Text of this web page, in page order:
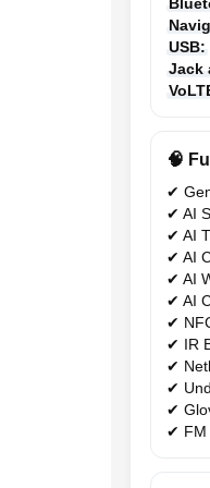
USB:
Jack
🧠
✔
✔ AI
✔ AI
✔ AI
✔ AI
✔ AI
✔
✔ IR
✔
✔
✔
✔ FM